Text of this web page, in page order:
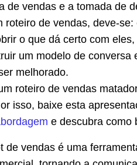
de vendas e a tomada de
roteiro de vendas, deve-
o que dá certo com
um modelo de
melhorado.
roteiro de vendas
isso, baixe esta
e descubra como
de vendas é uma